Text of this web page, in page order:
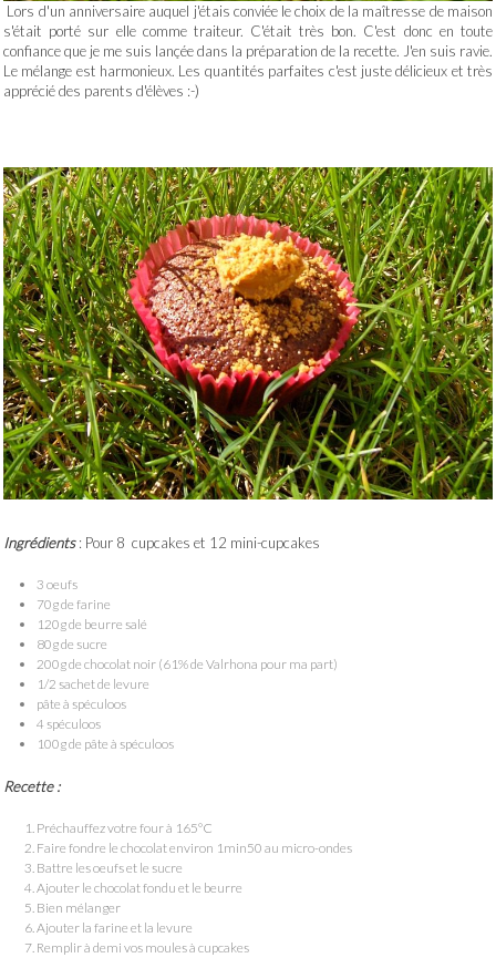
Lors d'un anniversaire auquel j'étais conviée le choix de la maîtresse de maison
s'était porté sur elle comme traiteur. C'était très bon. C'est donc en toute
confiance que je me suis lançée dans la préparation de la recette. J'en suis ravie.
Le mélange est harmonieux. Les quantités parfaites c'est juste délicieux et très
apprécié des parents d'élèves :-)
Ingrédients: Pour 8 cupcakes et 12 mini-cupcakes
3 oeufs
70g de farine
120g de beurre salé
80g de sucre
200g de chocolat noir (61% de Valrhona pour ma part)
1/2 sachet de levure
pâte à spéculoos
4 spéculoos
100g de pâte à spéculoos
Recette :
Préchauffez votre four à 165°C
Faire fondre le chocolat environ 1min50 au micro-ondes
Battre les oeufs et le sucre
Ajouter le chocolat fondu et le beurre
Bien mélanger
Ajouter la farine et la levure
Remplir à demi vos moules à cupcakes